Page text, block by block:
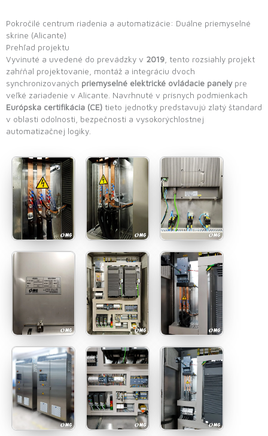
Pokročilé centrum riadenia a automatizácie: Duálne priemyselné
skrine (Alicante)
Prehľad projektu
Vyvinuté a uvedené do prevádzky v 2019 , tento rozsiahly projekt
zahŕňal projektovanie, montáž a integráciu dvoch
synchronizovaných priemyselné elektrické ovládacie panelypre
veľké zariadenie v Alicante. Navrhnuté v prísnych podmienkach
Európska certifikácia (CE) tieto jednotky predstavujú zlatý štandard
v oblasti odolnosti, bezpečnosti a vysokorýchlostnej
automatizačnej logiky.